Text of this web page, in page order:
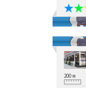
200 м